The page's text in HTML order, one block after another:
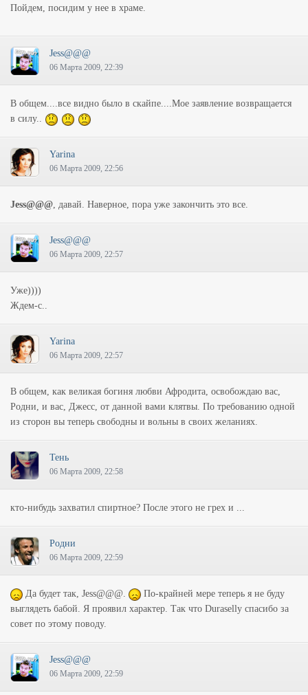
Пойдем, посидим у нее в храме.
Jess@@@
06 Марта 2009, 22:39
В общем....все видно было в скайпе....Мое заявление возвращается
в силу..
Yarina
06 Марта 2009, 22:56
Jess@@@, давай. Наверное, пора уже закончить это все.
Jess@@@
06 Марта 2009, 22:57
Уже))))
Ждем-с..
Yarina
06 Марта 2009, 22:57
В общем, как великая богиня любви Афродита, освобождаю вас,
Родни, и вас, Джесс, от данной вами клятвы. По требованию одной
из сторон вы теперь свободны и вольны в своих желаниях.
Тень
06 Марта 2009, 22:58
кто-нибудь захватил спиртное? После этого не грех и ...
Родни
06 Марта 2009, 22:59
Да будет так, Jess@@@.
По-крайней мере теперь я не буду
выглядеть бабой. Я проявил характер. Так что Durasellу спасибо за
совет по этому поводу.
Jess@@@
06 Марта 2009, 22:59